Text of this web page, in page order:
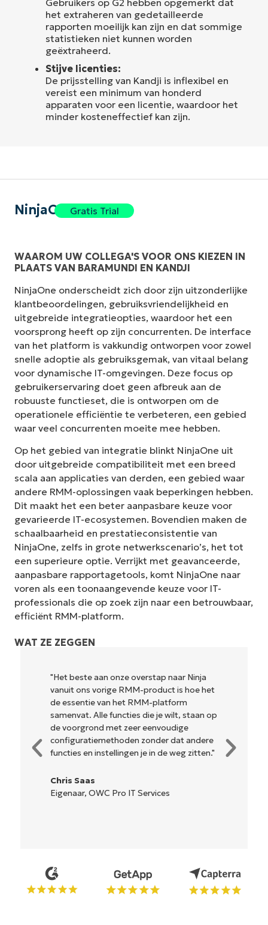
Gebruikers op G2 hebben opgemerkt dat
het extraheren van gedetailleerde
rapporten moeilijk kan zijn en dat sommige
statistieken niet kunnen worden
geëxtraheerd.
Stijve licenties:
De prijsstelling van Kandji is inflexibel en
vereist een minimum van honderd
apparaten voor een licentie, waardoor het
minder kosteneffectief kan zijn.
NinjaOneGratis Trial
WAAROM UW COLLEGA'S VOOR ONS KIEZEN IN
PLAATS VAN BARAMUNDI EN KANDJI
NinjaOne onderscheidt zich door zijn uitzonderlijke
klantbeoordelingen, gebruiksvriendelijkheid en
uitgebreide integratieopties, waardoor het een
voorsprong heeft op zijn concurrenten. De interface
van het platform is vakkundig ontworpen voor zowel
snelle adoptie als gebruiksgemak, van vitaal belang
voor dynamische IT-omgevingen. Deze focus op
gebruikerservaring doet geen afbreuk aan de
robuuste functieset, die is ontworpen om de
operationele efficiëntie te verbeteren, een gebied
waar veel concurrenten moeite mee hebben.
Op het gebied van integratie blinkt NinjaOne uit
door uitgebreide compatibiliteit met een breed
scala aan applicaties van derden, een gebied waar
andere RMM-oplossingen vaak beperkingen hebben.
Dit maakt het een beter aanpasbare keuze voor
gevarieerde IT-ecosystemen. Bovendien maken de
schaalbaarheid en prestatieconsistentie van
NinjaOne, zelfs in grote netwerkscenario’s, het tot
een superieure optie. Verrijkt met geavanceerde,
aanpasbare rapportagetools, komt NinjaOne naar
voren als een toonaangevende keuze voor IT-
professionals die op zoek zijn naar een betrouwbaar,
efficiënt RMM-platform.
WAT ZE ZEGGEN
"Het beste aan onze overstap naar Ninja
vanuit ons vorige RMM-product is hoe het
de essentie van het RMM-platform
samenvat. Alle functies die je wilt, staan op
de voorgrond met zeer eenvoudige
configuratiemethoden zonder dat andere
functies en instellingen je in de weg zitten."
Chris Saas
Eigenaar, OWC Pro IT Services